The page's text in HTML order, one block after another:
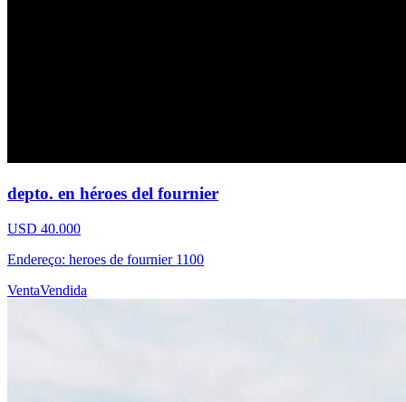
depto. en héroes del fournier
USD 40.000
Endereço: heroes de fournier 1100
VentaVendida